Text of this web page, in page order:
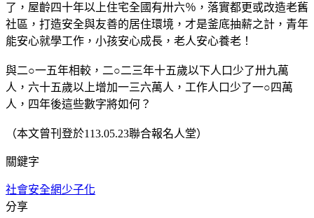
了，屋齡四十年以上住宅全國有卅六％，落實都更或改造老舊
社區，打造安全與友善的居住環境，才是釜底抽薪之計，青年
能安心就學工作，小孩安心成長，老人安心養老！
與二○一五年相較，二○二三年十五歲以下人口少了卅九萬
人，六十五歲以上增加一三六萬人，工作人口少了一○四萬
人，四年後這些數字將如何？
（本文曾刊登於113.05.23聯合報名人堂）
關鍵字
社會安全網少子化
分享